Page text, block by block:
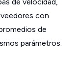
con
de
parámetros.